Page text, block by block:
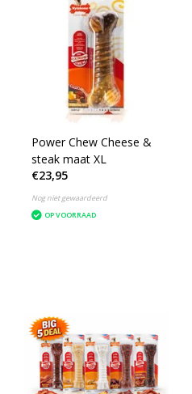
Power Chew Cheese &
steak maat XL
€23,95
Nog niet gewaardeerd
OP VOORRAAD